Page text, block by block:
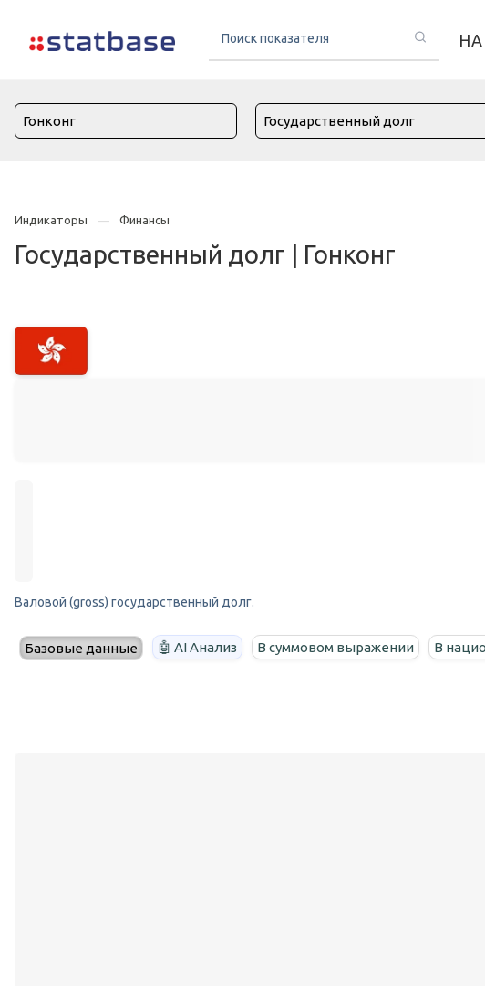
Индикаторы Финансы
Государственный долг | Гонконг
Валовой (gross) государственный долг.
Базовые данные 🤖 AI Анализ В суммовом выражении В